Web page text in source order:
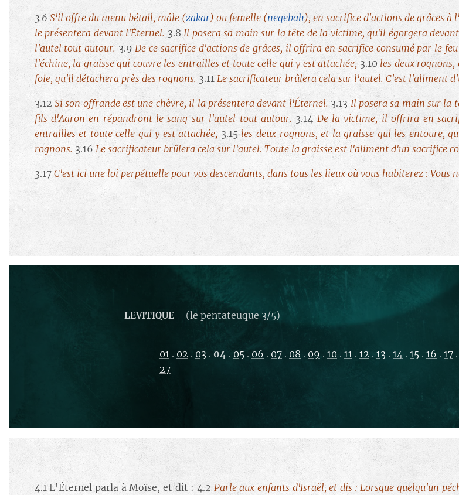
3.6 S'il offre du menu bétail, mâle (zakar) ou femelle (neqebah), en sacrifice d'actions de grâces
le présentera devant l'Éternel. 3.8 Il posera sa main sur la tête de la victime, qu'il égorgera
l'autel tout autour.3.9De ce sacrifice d'actions de grâces, il offrira en sacrifice consumé par le
l'échine, la graisse qui couvre les entrailles et toute celle qui y est attachée, 3.10 les deux
foie, qu'il détachera près des rognons. 3.11 Le sacrificateur brûlera cela sur l'autel. C'est l'aliment
3.12 Si son offrande est une chèvre, il la présentera devant l'Éternel. 3.13 Il posera sa main sur la
fils d'Aaron en répandront le sang sur l'autel tout autour.3.14 De la victime, il offrira en
entrailles et toute celle qui y est attachée, 3.15les deux rognons, et la graisse qui les entoure,
rognons. 3.16Le sacrificateur brûlera cela sur l'autel. Toute la graisse est l'aliment d'un sacrifice
3.17 C'est ici une loi perpétuelle pour vos descendants, dans tous les lieux où vous habiterez : Vous
LEVITIQUE (le pentateuque 3/5)
01 . 02 . 03 . 04 . 05 . 06 . 07 . 08 . 09 . 10 . 11 . 12 . 13 . 14 . 15 . 16 . 17 .
27
4.1 L'Éternel parla à Moïse, et dit : 4.2 Parle aux enfants d'Israël, et dis : Lorsque quelqu'un